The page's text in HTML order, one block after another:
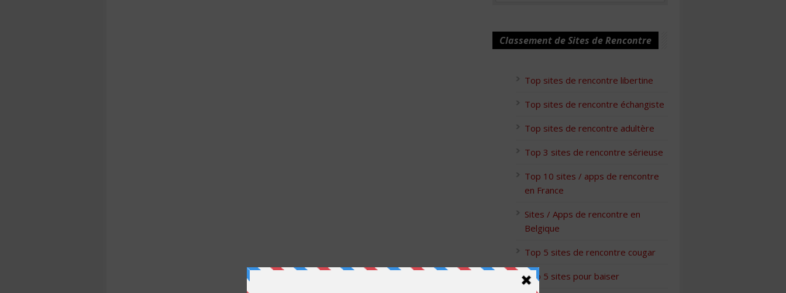
Classement de Sites de Rencontre
Top sites de rencontre libertine
Top sites de rencontre échangiste
Top sites de rencontre adultère
Top 3 sites de rencontre sérieuse
Top 10 sites / apps de rencontre
en France
Sites / Apps de rencontre en
Belgique
Top 5 sites de rencontre cougar
Top 5 sites pour baiser